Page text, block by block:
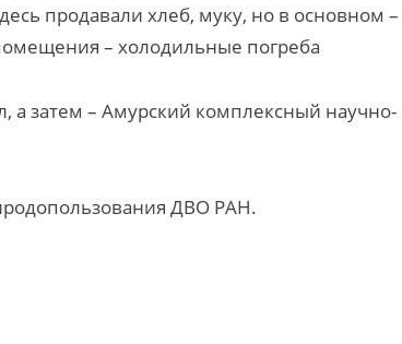
продавали хлеб, муку, но в основном –
– холодильные погреба
а затем – Амурский комплексный научно-
ДВО РАН.